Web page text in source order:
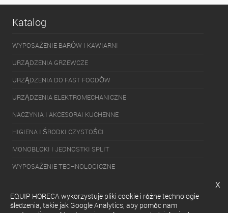
Katalog
WYPOSAŻENIE BARÓW I KAWIARNI
URZĄDZENIA GRZEWCZE
URZĄDZENIA DO FAST FOODÓW
URZĄDZENIA ELEKTROMECHANICZNE
NACZYNIA I AKCESORAI KUCHENNE
HIGIENA I ŚRODKI CZYSTOŚCI
MONOBLOKI I JEDNOSTKI SPLIT
WYPOSAŻENIE TECHNOLOGICZNE
URZĄDZENIA CHŁODNICZE
x
EQUIP HORECA wykorzystuje pliki cookie i różne technologie
śledzenia, takie jak Google Analytics, aby pomóc nam